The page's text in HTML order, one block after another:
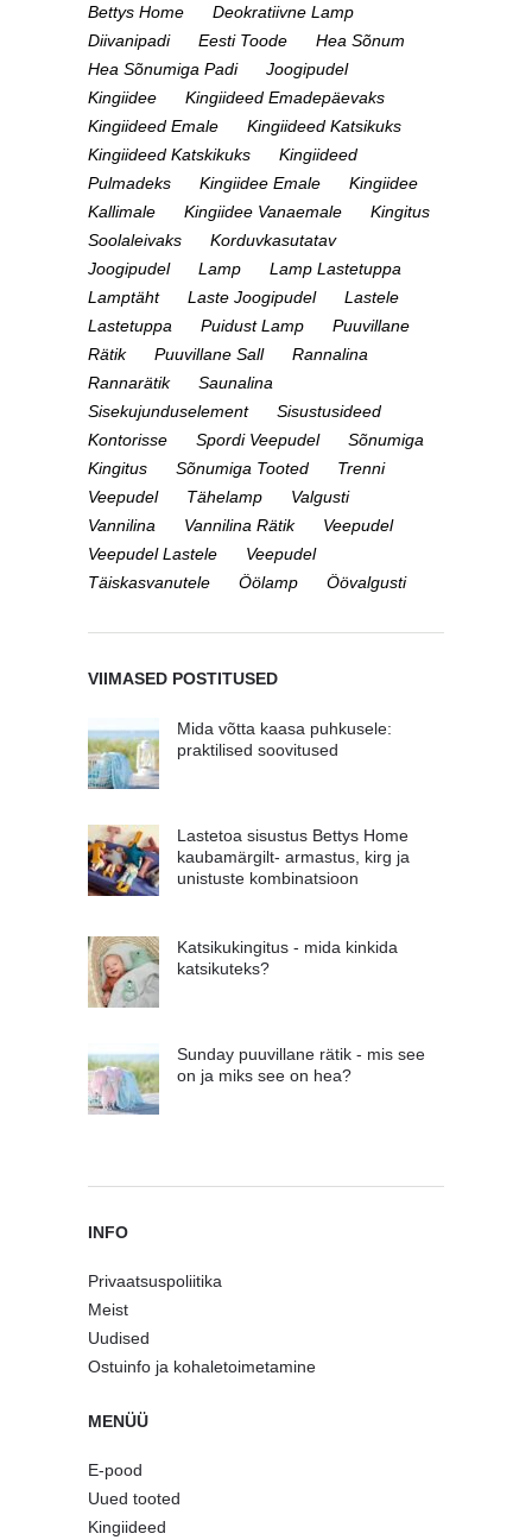
Bettys Home
Deokratiivne Lamp
Diivanipadi
Eesti Toode
Hea Sõnum
Hea Sõnumiga Padi
Joogipudel
Kingiidee
Kingiideed Emadepäevaks
Kingiideed Emale
Kingiideed Katsikuks
Kingiideed Katskikuks
Kingiideed
Pulmadeks
Kingiidee Emale
Kingiidee
Kallimale
Kingiidee Vanaemale
Kingitus
Soolaleivaks
Korduvkasutatav
Joogipudel
Lamp
Lamp Lastetuppa
Lamptäht
Laste Joogipudel
Lastele
Lastetuppa
Puidust Lamp
Puuvillane
Rätik
Puuvillane Sall
Rannalina
Rannarätik
Saunalina
Sisekujunduselement
Sisustusideed
Kontorisse
Spordi Veepudel
Sõnumiga
Kingitus
Sõnumiga Tooted
Trenni
Veepudel
Tähelamp
Valgusti
Vannilina
Vannilina Rätik
Veepudel
Veepudel Lastele
Veepudel
Täiskasvanutele
Öölamp Öövalgusti
VIIMASED POSTITUSED
Mida võtta kaasa puhkusele:
praktilised soovitused
Lastetoa sisustus Bettys Home
kaubamärgilt- armastus, kirg ja
unistuste kombinatsioon
Katsikukingitus - mida kinkida
katsikuteks?
Sunday puuvillane rätik - mis see
on ja miks see on hea?
INFO
Privaatsuspoliitika
Meist
Uudised
Ostuinfo ja kohaletoimetamine
MENÜÜ
E-pood
Uued tooted
Kingiideed